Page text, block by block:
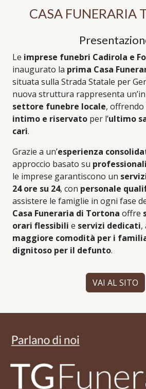
CASA FUNERARIA
Le imprese funebri Cadirola e
inaugurato la prima Casa
situata sulla Strada Statale per
nuova struttura rappresenta
settore funebre locale, offrendo
intimo e riservato per l’ultimo
cari.
Grazie a un’esperienza
approccio basato su
le imprese garantiscono un
24 ore su 24, con personale
assistere le famiglie in ogni fase
Casa Funeraria di Tortona offre
orari flessibili e servizi dedicati,
maggiore comodità per i
dignitoso per il defunto.
VAI AL SITO